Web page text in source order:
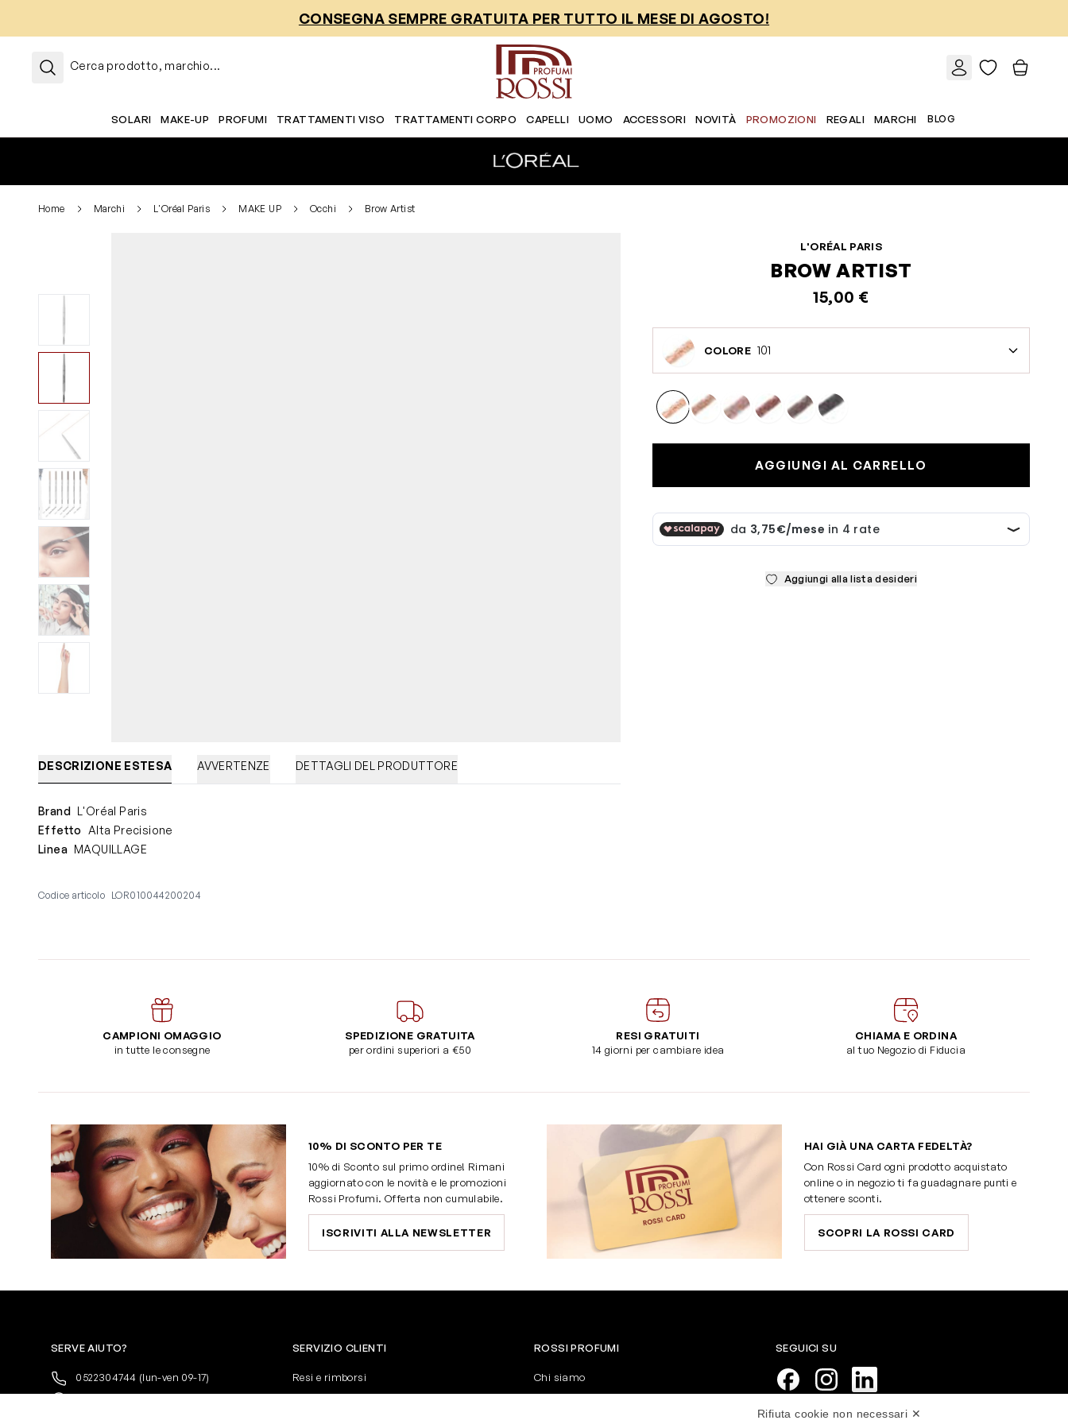
CONSEGNA SEMPRE GRATUITA PER TUTTO IL MESE DI AGOSTO!
Cerca prodotto, marchio...
SOLARI MAKE-UP PROFUMI TRATTAMENTI VISO TRATTAMENTI CORPO CAPELLI UOMO ACCESSORI NOVITÀ PROMOZIONI REGALI MARCHI BLOG
Home Marchi L'Oréal Paris MAKE UP Occhi Brow Artist
L'ORÉAL PARIS
BROW ARTIST
15,00 €
COLORE 101
AGGIUNGI AL CARRELLO
Aggiungi alla lista desideri
View larger image
View larger image
View larger image
View larger image
View larger image
DESCRIZIONE ESTESA AVVERTENZE DETTAGLI DEL PRODUTTORE
Brand L'Oréal Paris
Effetto Alta Precisione
Linea MAQUILLAGE
Codice articolo LOR010044200204
CAMPIONI OMAGGIO
in tutte le consegne
SPEDIZIONE GRATUITA
per ordini superiori a €50
RESI GRATUITI
14 giorni per cambiare idea
CHIAMA E ORDINA
al tuo Negozio di Fiducia
10% DI SCONTO PER TE
10% di Sconto sul primo ordine! Rimani
aggiornato con le novità e le promozioni
Rossi Profumi. Offerta non cumulabile.
ISCRIVITI ALLA NEWSLETTER
HAI GIÀ UNA CARTA FEDELTÀ?
Con Rossi Card ogni prodotto acquistato
online o in negozio ti fa guadagnare punti e
ottenere sconti.
SCOPRI LA ROSSI CARD
SERVE AIUTO?
0522304744 (lun-ven 09-17)
+39 3346440838
SEGUICI SU
SERVIZIO CLIENTI
Resi e rimborsi
Pagamenti
ROSSI PROFUMI
Chi siamo
Contattaci
Rifiuta cookie non necessari ✕